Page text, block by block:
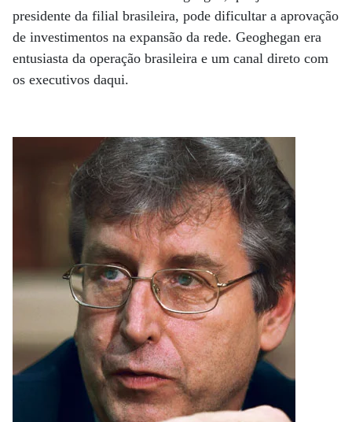
presidente da filial brasileira, pode dificultar a aprovação
de investimentos na expansão da rede. Geoghegan era
entusiasta da operação brasileira e um canal direto com
os executivos daqui.